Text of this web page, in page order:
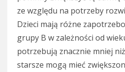
ze względu na potrzeby
Dzieci mają różne
grupy B w zależności od
potrzebują znacznie mniej
starsze mogą mieć